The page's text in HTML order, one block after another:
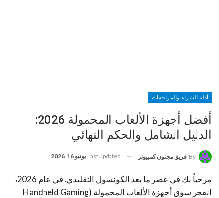
أدلة الشراء والمراجعات
أفضل أجهزة الألعاب المحمولة 2026:
الدليل الشامل والحكم النهائي
By فريق مجنون كمبيوتر Last updated يونيو 16, 2026
مرحباً بك في عصر ما بعد الكونسول التقليدي. في عام 2026،
انفجر سوق أجهزة الألعاب المحمولة (Handheld Gaming